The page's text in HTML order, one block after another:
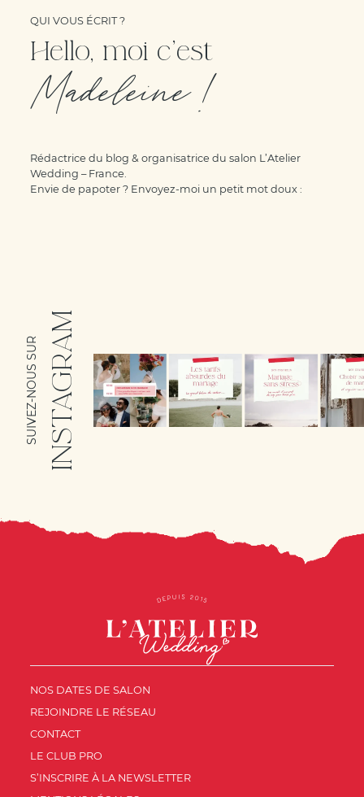
QUI VOUS ÉCRIT ?
Hello, moi c'est
Madeleine !
Rédactrice du blog & organisatrice du salon L’Atelier
Wedding – France.
Envie de papoter ? Envoyez-moi un petit mot doux :
INSTAGRAM
SUIVEZ-NOUS SUR
NOS DATES DE SALON
REJOINDRE LE RÉSEAU
CONTACT
LE CLUB PRO
S’INSCRIRE À LA NEWSLETTER